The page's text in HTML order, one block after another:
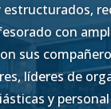
estructurados,
con
sus
líderes de
y